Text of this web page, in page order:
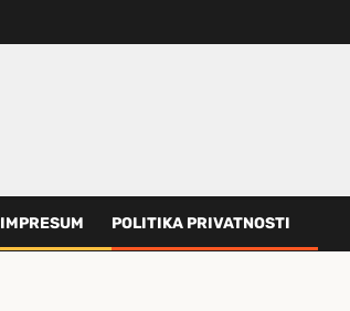
IMPRESUM POLITIKA PRIVATNOSTI